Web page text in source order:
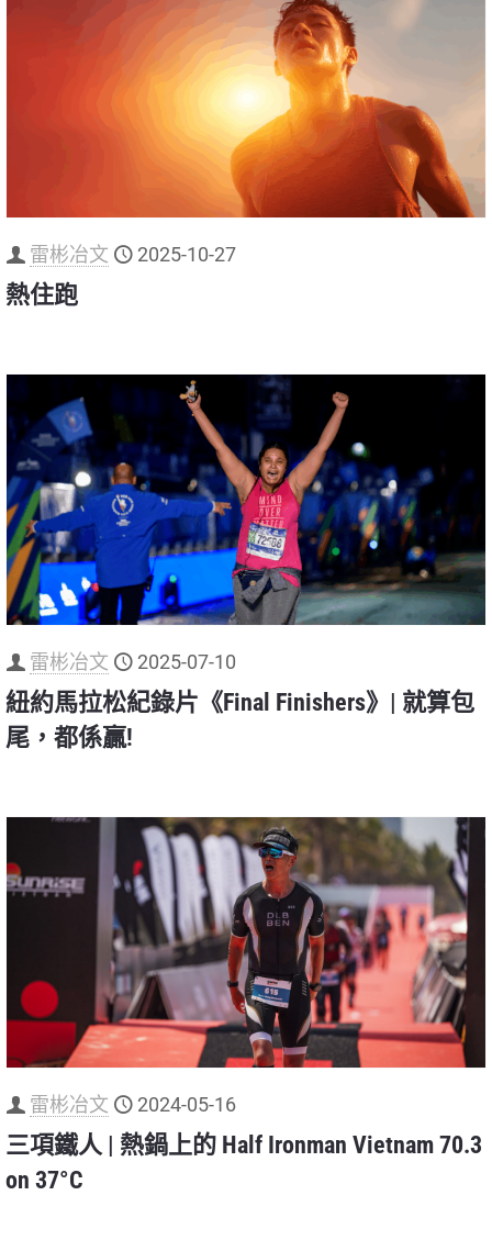
雷彬冶文 2025-10-27
熱住跑
雷彬冶文 2025-07-10
紐約馬拉松紀錄片《Final Finishers》| 就算包
尾，都係贏!
雷彬冶文 2024-05-16
三項鐵人 | 熱鍋上的 Half Ironman Vietnam 70.3
on 37°C